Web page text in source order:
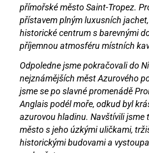
přímořské město Saint-Tropez.
přístavem plným luxusních
historické centrum s barevnými
příjemnou atmosféru místních
Odpoledne jsme pokračovali do
nejznámějších měst Azurového
jsme se po slavné promenádě
Anglais podél moře, odkud byl
azurovou hladinu. Navštívili jsme
město s jeho úzkými uličkami,
historickými budovami a